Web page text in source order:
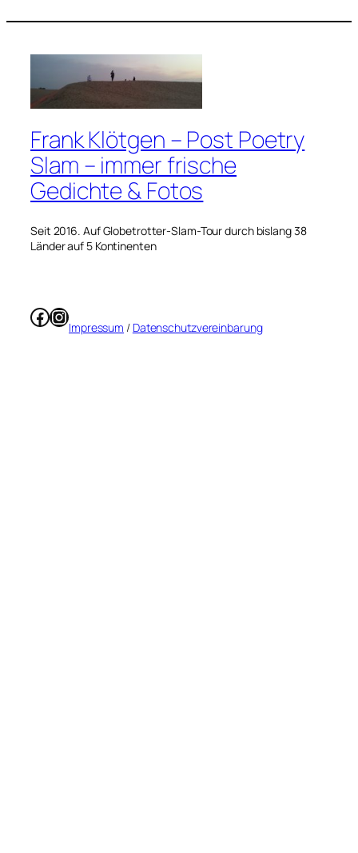
Frank Klötgen – Post Poetry
Slam – immer frische
Gedichte & Fotos
Seit 2016. Auf Globetrotter-Slam-Tour durch bislang 38
Länder auf 5 Kontinenten
Facebook
Instagram
Impressum / Datenschutzvereinbarung